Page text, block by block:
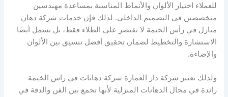
للعملاء اختيار الألوان والأنماط المناسبة بمساعدة مهندسين
متخصصين في التصميم الداخلي. لذلك فإن خدمات شركة دهان
منازل في رأس الخيمة لا تقتصر على الطلاء فقط، بل تشمل أيضًا
الاستشارة والتخطيط لضمان تحقيق أفضل تنسيق بين الألوان
والإضاءة.
ولذلك تعتبر شركة دار العمارة شركة دهانات في راس الخيمة
رائدة في مجال الدهانات المنزلية لأنها تجمع بين الفن والدقة في